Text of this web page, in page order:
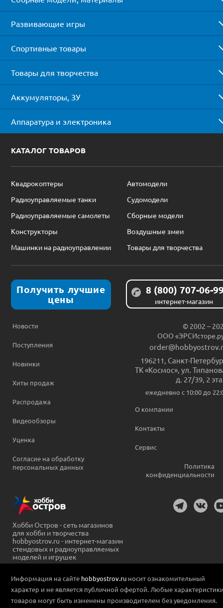
Развивающие игры
Спортивные товары
Товары для творчества
Аккумуляторы, ЗУ
Аппаратура и электроника
КАТАЛОГ ТОВАРОВ
Квадрокоптеры
Автомодели
Радиоуправляемые танки
Судомодели
Радиоуправляемые самолеты
Сборные модели
Конструкторы
Воздушные змеи
Машинки на радиоуправлении
Товары для творчества
Получить лучшие
цены
8 (800) 707-06-
интернет-магазин
Новости
Поступления
Новинки
Хиты продаж
Распродажа
Видеообзоры
Уценка
Согласие на обработку
персональных данных
© 2002 –
ООО
196211 Санкт-
ТК «Космос», ул.
д. 27/39, 2
ежедневно c 10:00 до
О компании
Контакты
Сервис
Политика
конфиденциальности
Хобби Остров - сеть магазинов
для хобби и творчества
hobbyostrov.ru - интернет-магазин
стендовых и радиоуправляемых
моделей и игрушек
Информация на сайте hobbyostrov.ru носит ознакомительный
характер и не является публичной офертой. Любые
товаров могут быть изменены производителем без уведомления.